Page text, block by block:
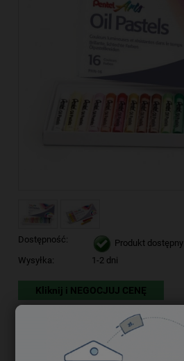
Dostępność:
Produkt dostępny
Wysyłka:
1-2 dni
Kliknij i NEGOCJUJ CENĘ